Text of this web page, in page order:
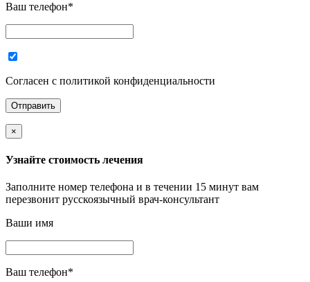
Ваш телефон*
Согласен с политикой конфиденциальности
×
Узнайте стоимость лечения
Заполните номер телефона и в течении 15 минут вам
перезвонит русскоязычный врач-консультант
Ваши имя
Ваш телефон*